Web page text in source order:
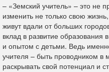
– «Земский учитель» – это не
изменить не только свою
живут вдали от больших
вклад в развитие
и опытом с детьми. Ведь
учителя – быть проводником в
раскрывать свой потенциал и